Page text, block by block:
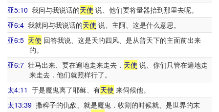
亚5:10 我问与我说话的天使 说、他们要将量器抬到那里去呢。
亚6:4 我就问与我说话的天使 说、主阿、这是什么意思。
亚6:5 天使 回答我说、这是天的四风、是从普天下的主面前出来
的。
亚6:7 壮马出来、要在遍地走来走去． 天使 说、你们只管在遍地走
来走去．他们就照样行了。
太4:11 于是魔鬼离了耶稣、有天使 来伺候他。
太13:39 撒稗子的仇敌、就是魔鬼．收割的时候就、是世界的末